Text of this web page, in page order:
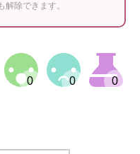
解除できます。